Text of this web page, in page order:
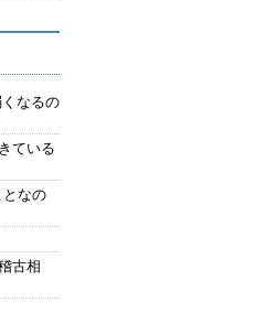
なるの
ている
なの
古相